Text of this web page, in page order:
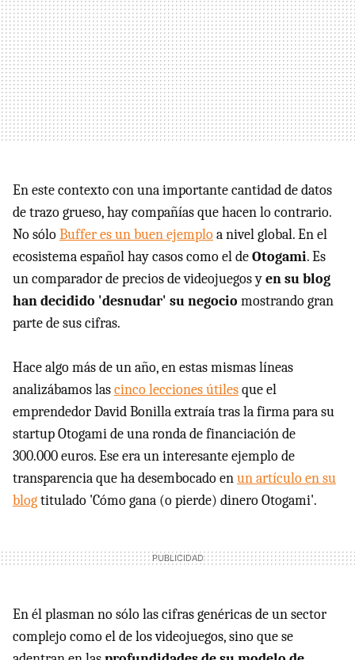
En este contexto con una importante cantidad de datos
de trazo grueso, hay compañías que hacen lo contrario.
No sóloBuffer es un buen ejemploa nivel global. En el
ecosistema español hay casos como el deOtogami. Es
un comparador de precios de videojuegos yen su blog
han decidido 'desnudar' su negocio mostrando gran
parte de sus cifras.
Hace algo más de un año, en estas mismas líneas
analizábamos lascinco lecciones útilesque el
emprendedor David Bonilla extraía tras la firma para su
startup Otogami de una ronda de financiación de
300.000 euros. Ese era un interesante ejemplo de
transparencia que ha desembocado enun artículo en su
blogtitulado 'Cómo gana (o pierde) dinero Otogami'.
En él plasman no sólo las cifras genéricas de un sector
complejo como el de los videojuegos, sino que se